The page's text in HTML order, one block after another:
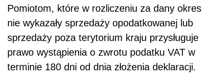
Pomiotom, które w rozliczeniu za dany okres
nie wykazały sprzedaży opodatkowanej lub
sprzedaży poza terytorium kraju przysługuje
prawo wystąpienia o zwrotu podatku VAT w
terminie 180 dni od dnia złożenia deklaracji.